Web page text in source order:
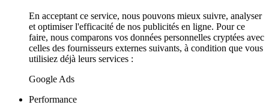
En acceptant ce service, nous pouvons mieux suivre, analyser
et optimiser l'efficacité de nos publicités en ligne. Pour ce
faire, nous comparons vos données personnelles cryptées avec
celles des fournisseurs externes suivants, à condition que vous
utilisiez déjà leurs services :
Google Ads
Performance